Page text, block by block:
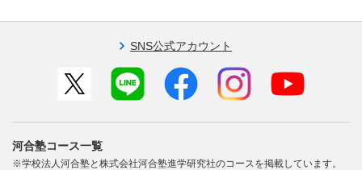
SNS公式アカウント
河合塾コース一覧
※学校法人河合塾と株式会社河合塾進学研究社のコースを掲載しています。